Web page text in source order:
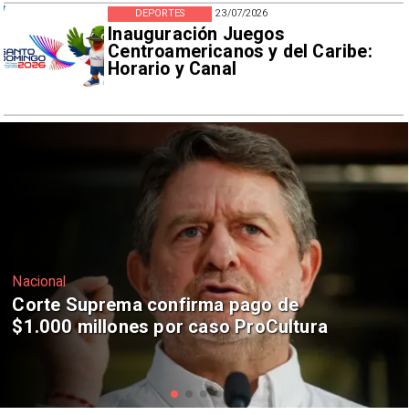
23/07/2026
Inauguración Juegos
Centroamericanos y del Caribe:
Horario y Canal
DEPORTES
Nacional
Codelco suspende construcción de
Andes Norte en El Teniente por
riesgos sísmicos